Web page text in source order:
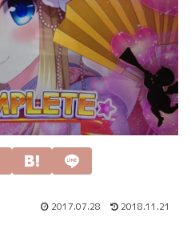
2017.07.28 2018.11.21